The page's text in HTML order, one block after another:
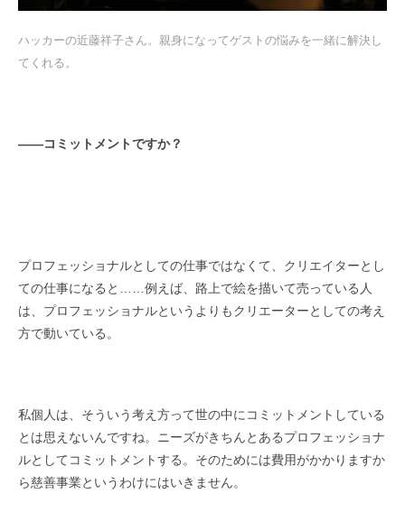
ハッカーの近藤祥子さん。親身になってゲストの悩みを一緒に解決し
てくれる。
――コミットメントですか？
プロフェッショナルとしての仕事ではなくて、クリエイターとし
ての仕事になると……例えば、路上で絵を描いて売っている人
は、プロフェッショナルというよりもクリエーターとしての考え
方で動いている。
私個人は、そういう考え方って世の中にコミットメントしている
とは思えないんですね。ニーズがきちんとあるプロフェッショナ
ルとしてコミットメントする。そのためには費用がかかりますか
ら慈善事業というわけにはいきません。